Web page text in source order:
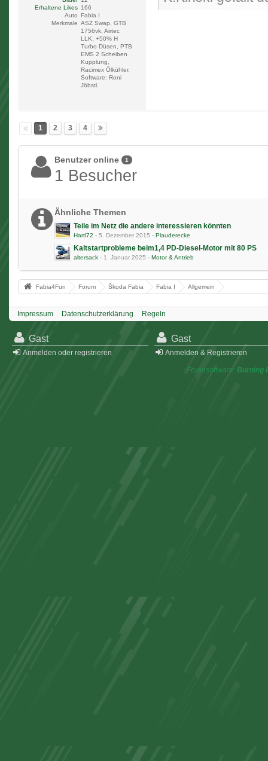
Erhaltene Likes 166
Auto Fabia I
Merkmale ASZ Swap, GTB
1756vk, Airtec
LLK, +50% H
Turbo Düsen, PTB
EMS 2 Scheiben
Kupplung,
Racimex Ölkühler,
Software: Roni
Jöbstl.
1 2 3 4
Benutzer online 1
1 Besucher
Ähnliche Themen
Teile im Netz die andere interessieren könnten
Hartl72 - 5. Dezember 2015 - Plauderecke
Kaltstartprobleme beim1,4 PD-Diesel-Motor mit 80 PS
altersack - 1. Januar 2025 - Motor & Antrieb
Fabia4Fun Forum Škoda Fabia Fabia I Allgemein
Impressum Datenschutzerklärung Regeln
Gast
Anmelden oder registrieren
Gast
Anmelden & Registrieren
Forensoftware: Burning